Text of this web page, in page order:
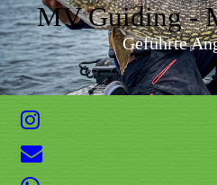
MV Guiding -
Geführte